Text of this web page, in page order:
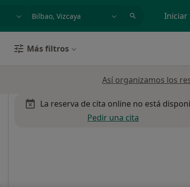
Iniciar
Más filtros
Así organizamos los
La reserva de cita online no está
Pedir una cita